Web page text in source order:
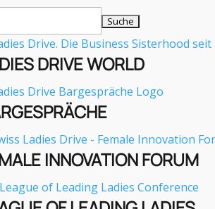
DRIVE WORLD
INNOVATION FORUM